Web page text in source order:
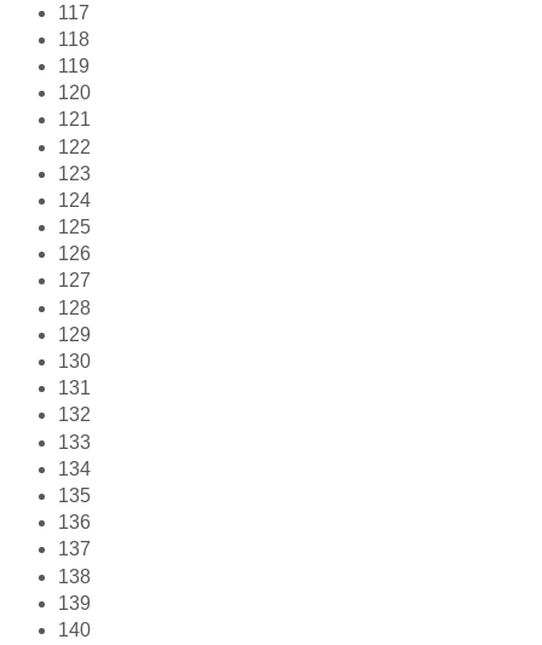
117
118
119
120
121
122
123
124
125
126
127
128
129
130
131
132
133
134
135
136
137
138
139
140